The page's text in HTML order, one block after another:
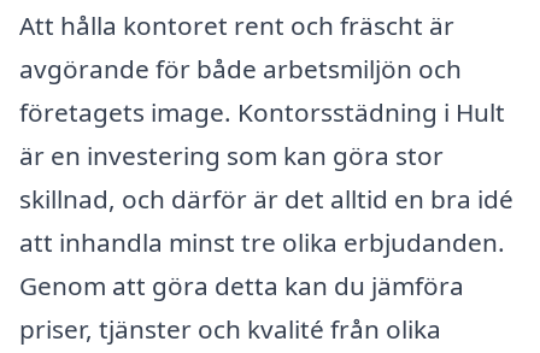
Att hålla kontoret rent och fräscht är
avgörande för både arbetsmiljön och
företagets image. Kontorsstädning i Hult
är en investering som kan göra stor
skillnad, och därför är det alltid en bra idé
att inhandla minst tre olika erbjudanden.
Genom att göra detta kan du jämföra
priser, tjänster och kvalité från olika